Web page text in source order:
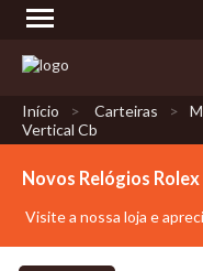
Início Carteiras
Vertical Cb
Novos Relógios Rolex
Visite a nossa loja e